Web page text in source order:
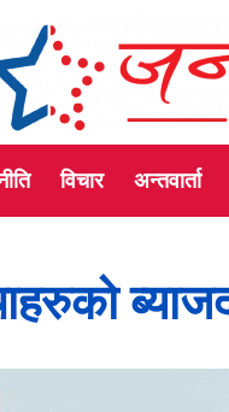
विचार अन्तवार्ता